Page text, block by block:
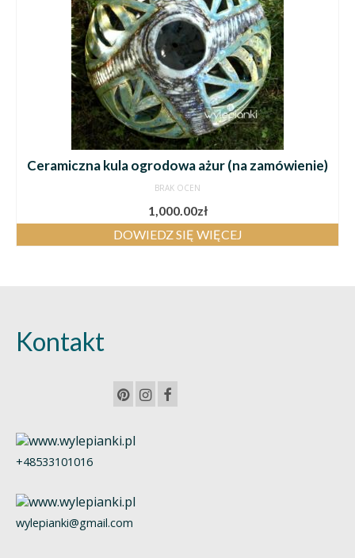
Ceramiczna kula ogrodowa ażur (na zamówienie)
BRAK OCEN
1,000.00zł
DOWIEDZ SIĘ WIĘCEJ
Kontakt
+48533101016
wylepianki@gmail.com